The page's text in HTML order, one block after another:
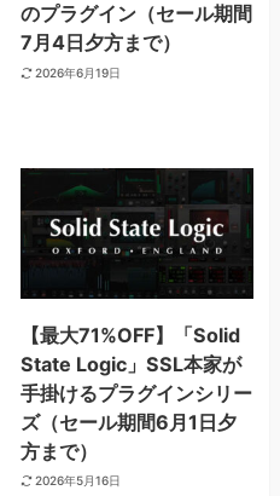
のプラグイン（セール期間
7月4日夕方まで）
2026年6月19日
【最大71%OFF】「Solid
State Logic」SSL本家が
手掛けるプラグインシリー
ズ（セール期間6月1日夕
方まで）
2026年5月16日